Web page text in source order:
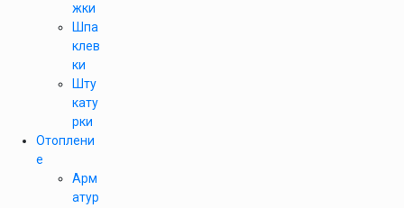
жки
Шпа
клев
ки
Шту
кату
рки
Отоплени
е
Арм
атур